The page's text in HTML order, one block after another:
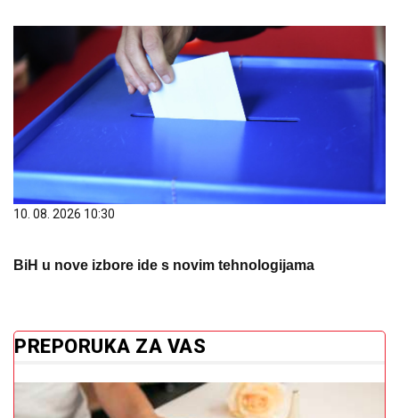
10. 08. 2026 10:30
BiH u nove izbore ide s novim tehnologijama
PREPORUKA ZA VAS